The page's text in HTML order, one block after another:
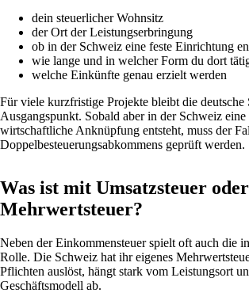
dein steuerlicher Wohnsitz
der Ort der Leistungserbringung
ob in der Schweiz eine feste Einrichtung
wie lange und in welcher Form du dort
welche Einkünfte genau erzielt werden
Für viele kurzfristige Projekte bleibt die deutsche
Ausgangspunkt. Sobald aber in der Schweiz eine
wirtschaftliche Anknüpfung entsteht, muss der
Doppelbesteuerungsabkommens geprüft werden.
Was ist mit Umsatzsteuer oder
Mehrwertsteuer?
Neben der Einkommensteuer spielt oft auch die
Rolle. Die Schweiz hat ihr eigenes
Pflichten auslöst, hängt stark vom Leistungsort
Geschäftsmodell ab.